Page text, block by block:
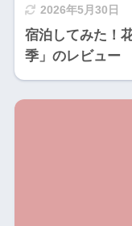
2026年5月30日
宿泊してみた！
季」のレビュー